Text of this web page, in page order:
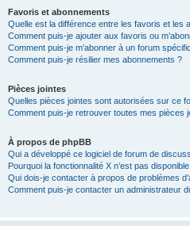
Favoris et abonnements
Quelle est la différence entre les favoris et les
Comment puis-je ajouter aux favoris ou
Comment puis-je m’abonner à un forum
Comment puis-je résilier mes abonnements ?
Pièces jointes
Quelles pièces jointes sont autorisées sur ce
Comment puis-je retrouver toutes mes pièces
À propos de phpBB
Qui a développé ce logiciel de forum de
Pourquoi la fonctionnalité X n’est pas
Qui dois-je contacter à propos de problèmes
Comment puis-je contacter un administrateur